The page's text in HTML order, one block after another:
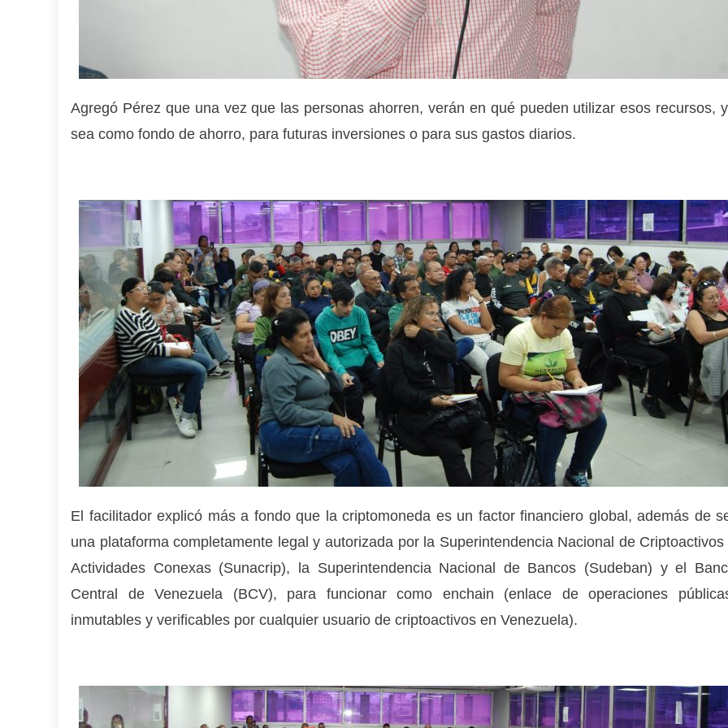
Agregó Pérez que una vez que las personas ahorren, verán en qué pueden utilizar esos recursos,
sea como fondo de ahorro, para futuras inversiones o para sus gastos diarios.
El facilitador explicó más a fondo que la criptomoneda es un factor financiero global, además de
una plataforma completamente legal y autorizada por la Superintendencia Nacional de Criptoactivos
Actividades Conexas (Sunacrip), la Superintendencia Nacional de Bancos (Sudeban) y el
Central de Venezuela (BCV), para funcionar como enchain (enlace de operaciones
inmutables y verificables por cualquier usuario de criptoactivos en Venezuela).